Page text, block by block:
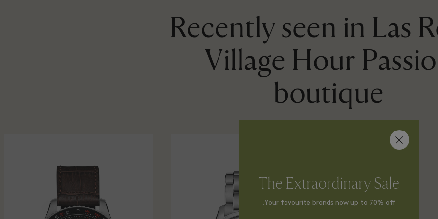
Recently seen in Las
Village Hour
boutique
The Extraordinary Sale
Your favourite brands now up to 70% off.